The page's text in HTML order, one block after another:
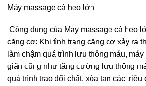
Máy massage cá heo lớn
Công dụng của Máy massage cá heo
căng cơ: Khi tình trạng căng cơ xảy ra
làm chậm quá trình lưu thông máu,
giãn cũng như tăng cường lưu thông
quá trình trao đổi chất, xóa tan các triệu